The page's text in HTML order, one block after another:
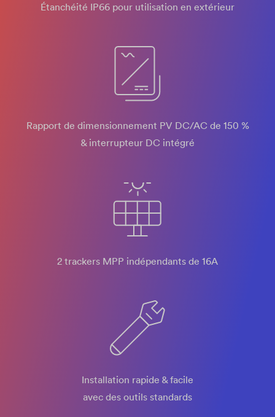
Étanchéité IP66 pour utilisation en extérieur
Rapport de dimensionnement PV DC/AC de 150 %
& interrupteur DC intégré
2 trackers MPP indépendants de 16A
Installation rapide & facile
avec des outils standards